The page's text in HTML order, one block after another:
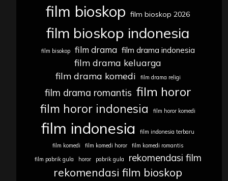
film bioskop film bioskop 2026
film bioskop indonesia
film bisokop film drama film drama indonesia
film drama keluarga
film drama komedi
film drama religi
film drama romantis film horor
film horor indonesia film horor komedi
film indonesia
film indonesia terbaru
film komedi
film komedi horor
film komedi romantis
film pabrik gula
horor pabrik gula rekomendasi film
rekomendasi film bioskop